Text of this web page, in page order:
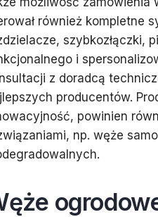
również kompletne
szybkozłączki,
i
z doradcą
producentów.
powinien
np. węże